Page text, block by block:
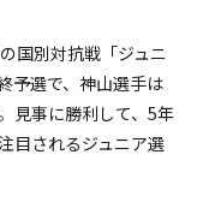
国別対抗戦「ジュニ
予選で、神山選手は
見事に勝利して、5年
目されるジュニア選